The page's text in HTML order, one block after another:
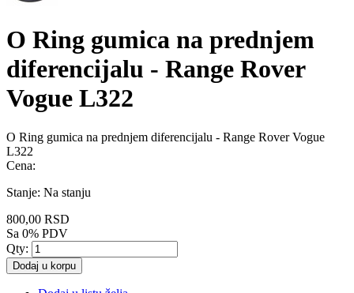
O Ring gumica na prednjem
diferencijalu - Range Rover
Vogue L322
O Ring gumica na prednjem diferencijalu - Range Rover Vogue
L322
Cena:
Stanje: Na stanju
800,00 RSD
Sa 0% PDV
Qty:
Dodaj u korpu